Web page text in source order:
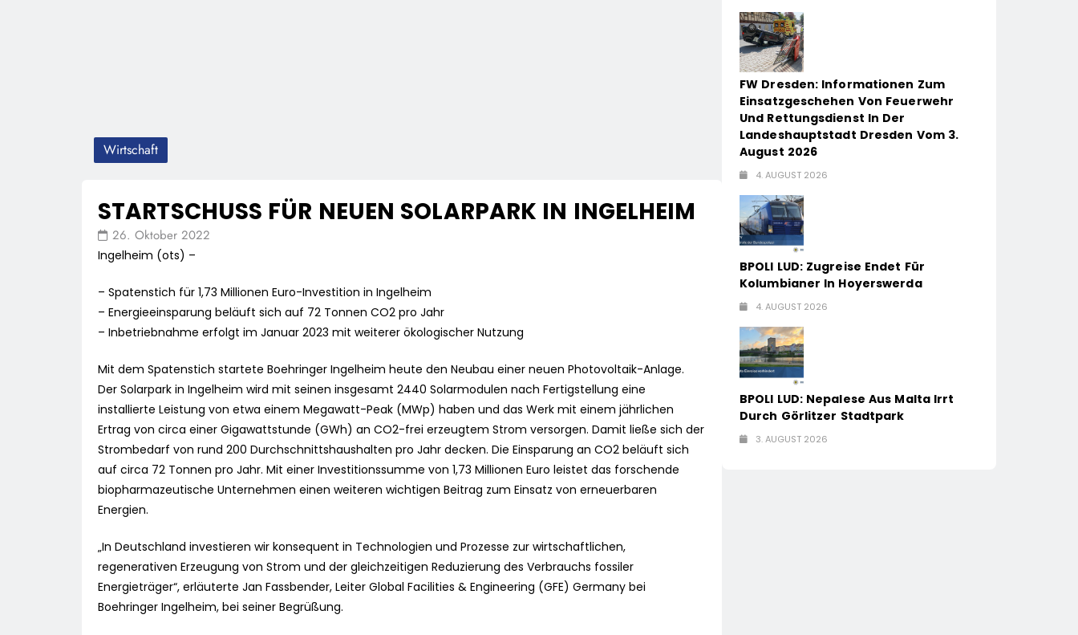
Wirtschaft
STARTSCHUSS FÜR NEUEN SOLARPARK IN INGELHEIM
26. Oktober 2022
Ingelheim (ots) –
– Spatenstich für 1,73 Millionen Euro-Investition in Ingelheim
– Energieeinsparung beläuft sich auf 72 Tonnen CO2 pro Jahr
– Inbetriebnahme erfolgt im Januar 2023 mit weiterer ökologischer Nutzung
Mit dem Spatenstich startete Boehringer Ingelheim heute den Neubau einer neuen Photovoltaik-Anlage.
Der Solarpark in Ingelheim wird mit seinen insgesamt 2440 Solarmodulen nach Fertigstellung eine
installierte Leistung von etwa einem Megawatt-Peak (MWp) haben und das Werk mit einem jährlichen
Ertrag von circa einer Gigawattstunde (GWh) an CO2-frei erzeugtem Strom versorgen. Damit ließe sich der
Strombedarf von rund 200 Durchschnittshaushalten pro Jahr decken. Die Einsparung an CO2 beläuft sich
auf circa 72 Tonnen pro Jahr. Mit einer Investitionssumme von 1,73 Millionen Euro leistet das forschende
biopharmazeutische Unternehmen einen weiteren wichtigen Beitrag zum Einsatz von erneuerbaren
Energien.
„In Deutschland investieren wir konsequent in Technologien und Prozesse zur wirtschaftlichen,
regenerativen Erzeugung von Strom und der gleichzeitigen Reduzierung des Verbrauchs fossiler
Energieträger“, erläuterte Jan Fassbender, Leiter Global Facilities & Engineering (GFE) Germany bei
Boehringer Ingelheim, bei seiner Begrüßung.
FW Dresden: Informationen Zum
Einsatzgeschehen Von Feuerwehr
Und Rettungsdienst In Der
Landeshauptstadt Dresden Vom 3.
August 2026
4. AUGUST 2026
BPOLI LUD: Zugreise Endet Für
Kolumbianer In Hoyerswerda
4. AUGUST 2026
BPOLI LUD: Nepalese Aus Malta Irrt
Durch Görlitzer Stadtpark
3. AUGUST 2026